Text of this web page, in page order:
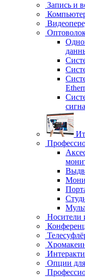
Запись и
Носители
Опции